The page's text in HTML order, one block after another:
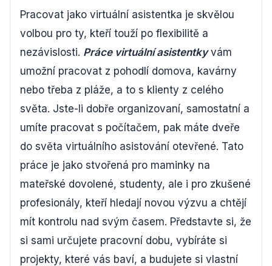
Pracovat jako virtuální asistentka je skvělou
volbou pro ty, kteří touží po flexibilitě a
nezávislosti. Práce virtuální asistentkyvám
umožní pracovat z pohodlí domova, kavárny
nebo třeba z pláže, a to s klienty z celého
světa. Jste-li dobře organizovaní, samostatní a
umíte pracovat s počítačem, pak máte dveře
do světa virtuálního asistování otevřené. Tato
práce je jako stvořená pro maminky na
mateřské dovolené, studenty, ale i pro zkušené
profesionály, kteří hledají novou výzvu a chtějí
mít kontrolu nad svým časem. Představte si, že
si sami určujete pracovní dobu, vybíráte si
projekty, které vás baví, a budujete si vlastní